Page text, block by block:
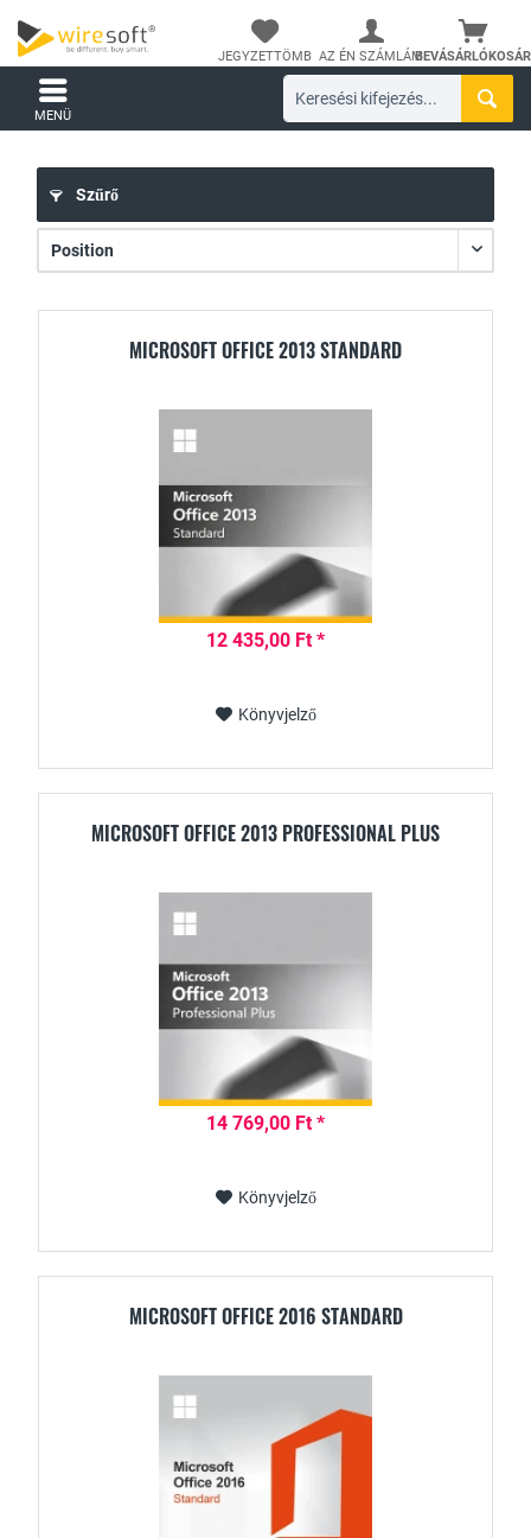
BEVÁSÁRLÓKOSÁR
JEGYZETTÖMB AZ ÉN SZÁMLÁM
MENÜ
Szűrő
MICROSOFT OFFICE 2013 STANDARD
12 435,00 Ft *
Könyvjelző
MICROSOFT OFFICE 2013 PROFESSIONAL PLUS
14 769,00 Ft *
Könyvjelző
MICROSOFT OFFICE 2016 STANDARD